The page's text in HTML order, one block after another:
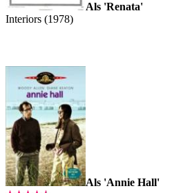
Als 'Renata'
Interiors (1978)
Als 'Annie Hall'